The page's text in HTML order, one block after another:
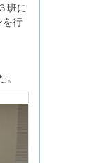
班に
行